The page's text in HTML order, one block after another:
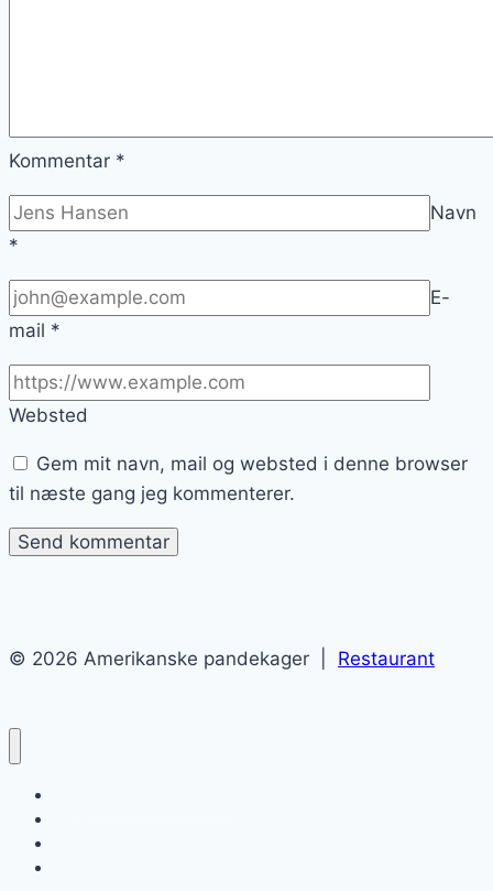
Kommentar *
Navn
*
E-
mail *
Websted
Gem mit navn, mail og websted i denne browser
til næste gang jeg kommenterer.
© 2026 Amerikanske pandekager | Restaurant